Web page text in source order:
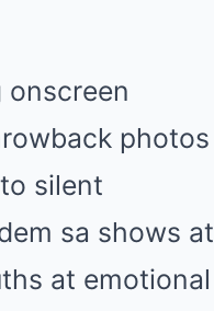
onscreen
photos
silent
sa shows at
at emotional